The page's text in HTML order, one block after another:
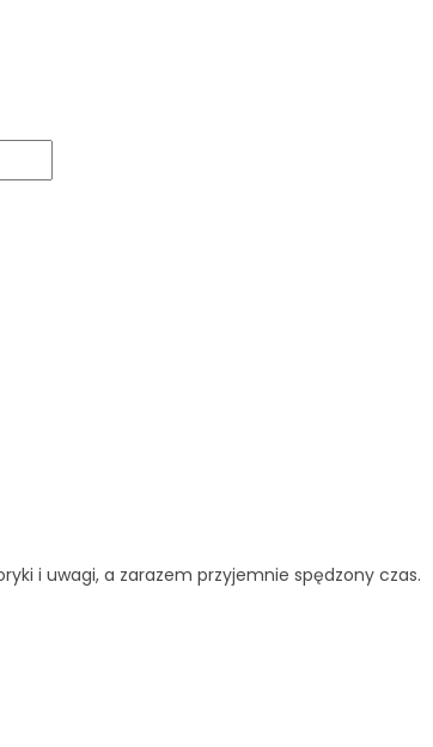
i uwagi, a zarazem przyjemnie spędzony czas.